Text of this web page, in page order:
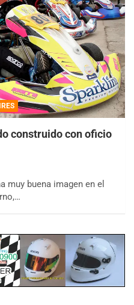
construido con oficio
muy buena imagen en el